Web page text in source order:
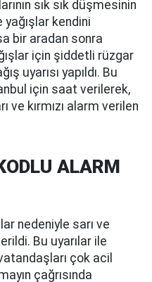
sık sık düşmesinin
yağışlar kendini
bir aradan sonra
için şiddetli rüzgar
uyarısı yapıldı. Bu
için saat verilerek,
ve kırmızı alarm verilen
ALARM
nedeniyle sarı ve
Bu uyarılar ile
çok acil
çağrısında